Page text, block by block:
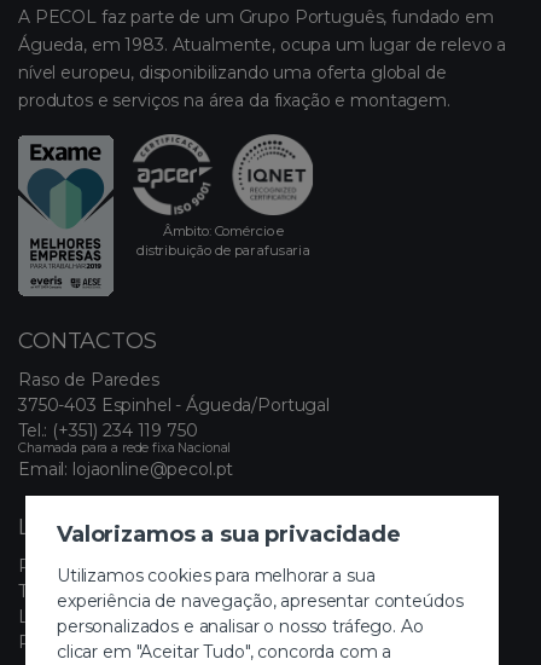
Valorizamos a sua privacidade
Utilizamos cookies para melhorar a sua
experiência de navegação, apresentar conteúdos
personalizados e analisar o nosso tráfego. Ao
clicar em "Aceitar Tudo", concorda com a
A PECOL faz parte de um Grupo Português, fundado em
Águeda, em 1983. Atualmente, ocupa um lugar de relevo a
nível europeu, disponibilizando uma oferta global de
produtos e serviços na área da fixação e montagem.
Âmbito: Comércio e
distribuição de parafusaria
CONTACTOS
Raso de Paredes
3750-403 Espinhel - Águeda/Portugal
Tel.: (+351) 234 119 750
Chamada para a rede fixa Nacional
Email: lojaonline@pecol.pt
LINKS ÚTEIS
Política de Privacidade
Termos e Condições
Livro de Reclamações Eletrónico
Painel de Cookies